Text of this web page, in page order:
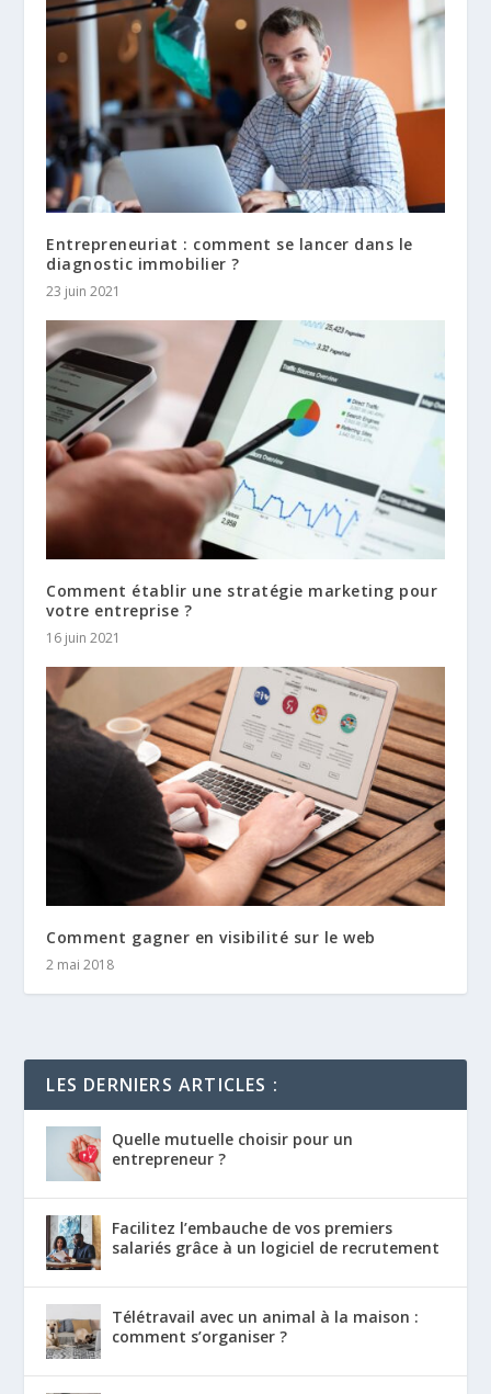
Entrepreneuriat : comment se lancer dans le
diagnostic immobilier ?
23 juin 2021
Comment établir une stratégie marketing pour
votre entreprise ?
16 juin 2021
Comment gagner en visibilité sur le web
2 mai 2018
LES DERNIERS ARTICLES :
Quelle mutuelle choisir pour un
entrepreneur ?
Facilitez l’embauche de vos premiers
salariés grâce à un logiciel de recrutement
Télétravail avec un animal à la maison :
comment s’organiser ?